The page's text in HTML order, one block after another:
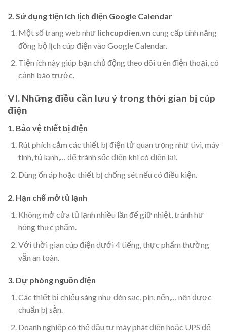
2. Sử dụng tiện ích lịch điện Google Calendar
Một số trang web như lichcupdien.vn cung cấp tính năng
đồng bộ lịch cúp điện vào Google Calendar.
Tiện ích này giúp bạn chủ động theo dõi trên điện thoại, có
cảnh báo trước.
VI. Những điều cần lưu ý trong thời gian bị cúp
điện
1. Bảo vệ thiết bị điện
Rút phích cắm các thiết bị điện tử quan trọng như tivi, máy
tính, tủ lạnh,… để tránh sốc điện khi có điện lại.
Dùng ổn áp hoặc thiết bị chống sét nếu có điều kiện.
2. Hạn chế mở tủ lạnh
Không mở cửa tủ lạnh nhiều lần để giữ nhiệt, tránh hư
hỏng thực phẩm.
Với thời gian cúp điện dưới 4 tiếng, thực phẩm thường
vẫn an toàn.
3. Dự phòng nguồn điện
Các thiết bị chiếu sáng như đèn sạc, pin, nến,… nên được
chuẩn bị sẵn.
Doanh nghiệp có thể đầu tư máy phát điện hoặc UPS để